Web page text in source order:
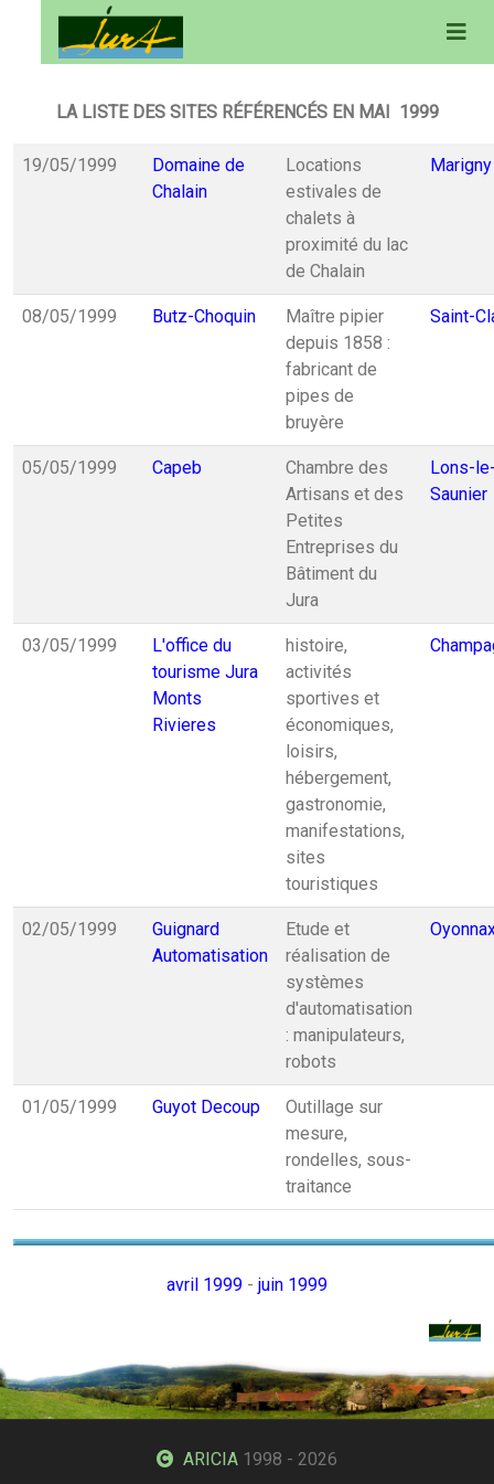
LA LISTE DES SITES RÉFÉRENCÉS EN MAI 1999
19/05/1999
Domaine de
Chalain
Locations
estivales de
chalets à
proximité du lac
de Chalain
Marigny
08/05/1999 Butz-Choquin
Maître pipier
depuis 1858 :
fabricant de
pipes de
bruyère
Saint-
05/05/1999 Capeb
Chambre des
Artisans et des
Petites
Entreprises du
Bâtiment du
Jura
Lons-
Saunier
03/05/1999
L'office du
tourisme Jura
Monts
Rivieres
histoire,
activités
sportives et
économiques,
loisirs,
hébergement,
gastronomie,
manifestations,
sites
touristiques
02/05/1999
Guignard
Automatisation
Etude et
réalisation de
systèmes
d'automatisation
: manipulateurs,
robots
01/05/1999 Guyot Decoup
Outillage sur
mesure,
rondelles, sous-
traitance
avril 1999 - juin 1999
ARICIA 1998 - 2026